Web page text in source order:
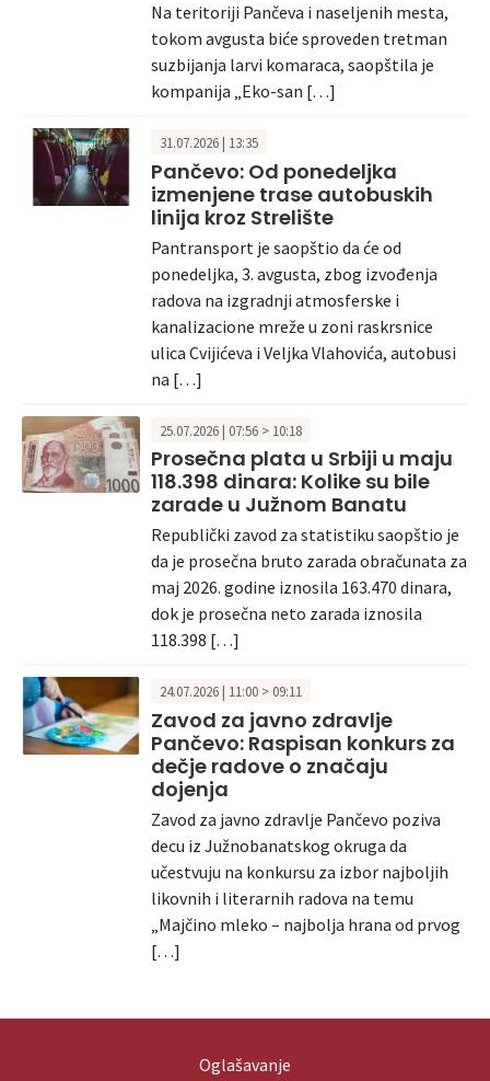
Na teritoriji Pančeva i naseljenih mesta,
tokom avgusta biće sproveden tretman
suzbijanja larvi komaraca, saopštila je
kompanija „Eko-san […]
31.07.2026 | 13:35
Pančevo: Od ponedeljka
izmenjene trase autobuskih
linija kroz Strelište
Pantransport je saopštio da će od
ponedeljka, 3. avgusta, zbog izvođenja
radova na izgradnji atmosferske i
kanalizacione mreže u zoni raskrsnice
ulica Cvijićeva i Veljka Vlahovića, autobusi
na […]
25.07.2026 | 07:56 > 10:18
Prosečna plata u Srbiji u maju
118.398 dinara: Kolike su bile
zarade u Južnom Banatu
Republički zavod za statistiku saopštio je
da je prosečna bruto zarada obračunata za
maj 2026. godine iznosila 163.470 dinara,
dok je prosečna neto zarada iznosila
118.398 […]
24.07.2026 | 11:00 > 09:11
Zavod za javno zdravlje
Pančevo: Raspisan konkurs za
dečje radove o značaju
dojenja
Zavod za javno zdravlje Pančevo poziva
decu iz Južnobanatskog okruga da
učestvuju na konkursu za izbor najboljih
likovnih i literarnih radova na temu
„Majčino mleko – najbolja hrana od prvog
[…]
Oglašavanje